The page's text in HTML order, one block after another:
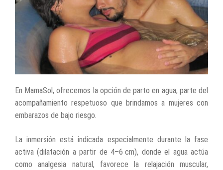
En MamaSol, ofrecemos la opción de parto en agua, parte del
acompañamiento respetuoso que brindamos a mujeres con
embarazos de bajo riesgo.
La inmersión está indicada especialmente durante la fase
activa (dilatación a partir de 4–6 cm), donde el agua actúa
como analgesia natural, favorece la relajación muscular,